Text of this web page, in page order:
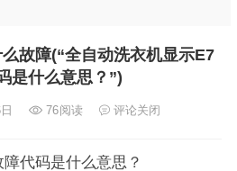
故障(“全自动洗衣机显示E7
是什么意思？”)
76阅读 评论关闭
代码是什么意思？